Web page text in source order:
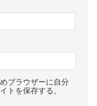
ブラウザーに自分
トを保存する。